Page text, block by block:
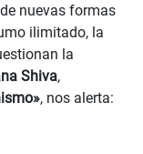
nuevas formas
ilimitado, la
la
Shiva,
, nos alerta: